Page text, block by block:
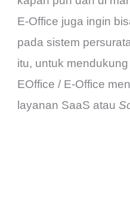
E-Office juga ingin
pada sistem
itu, untuk
EOffice / E-Office
layanan SaaS atau